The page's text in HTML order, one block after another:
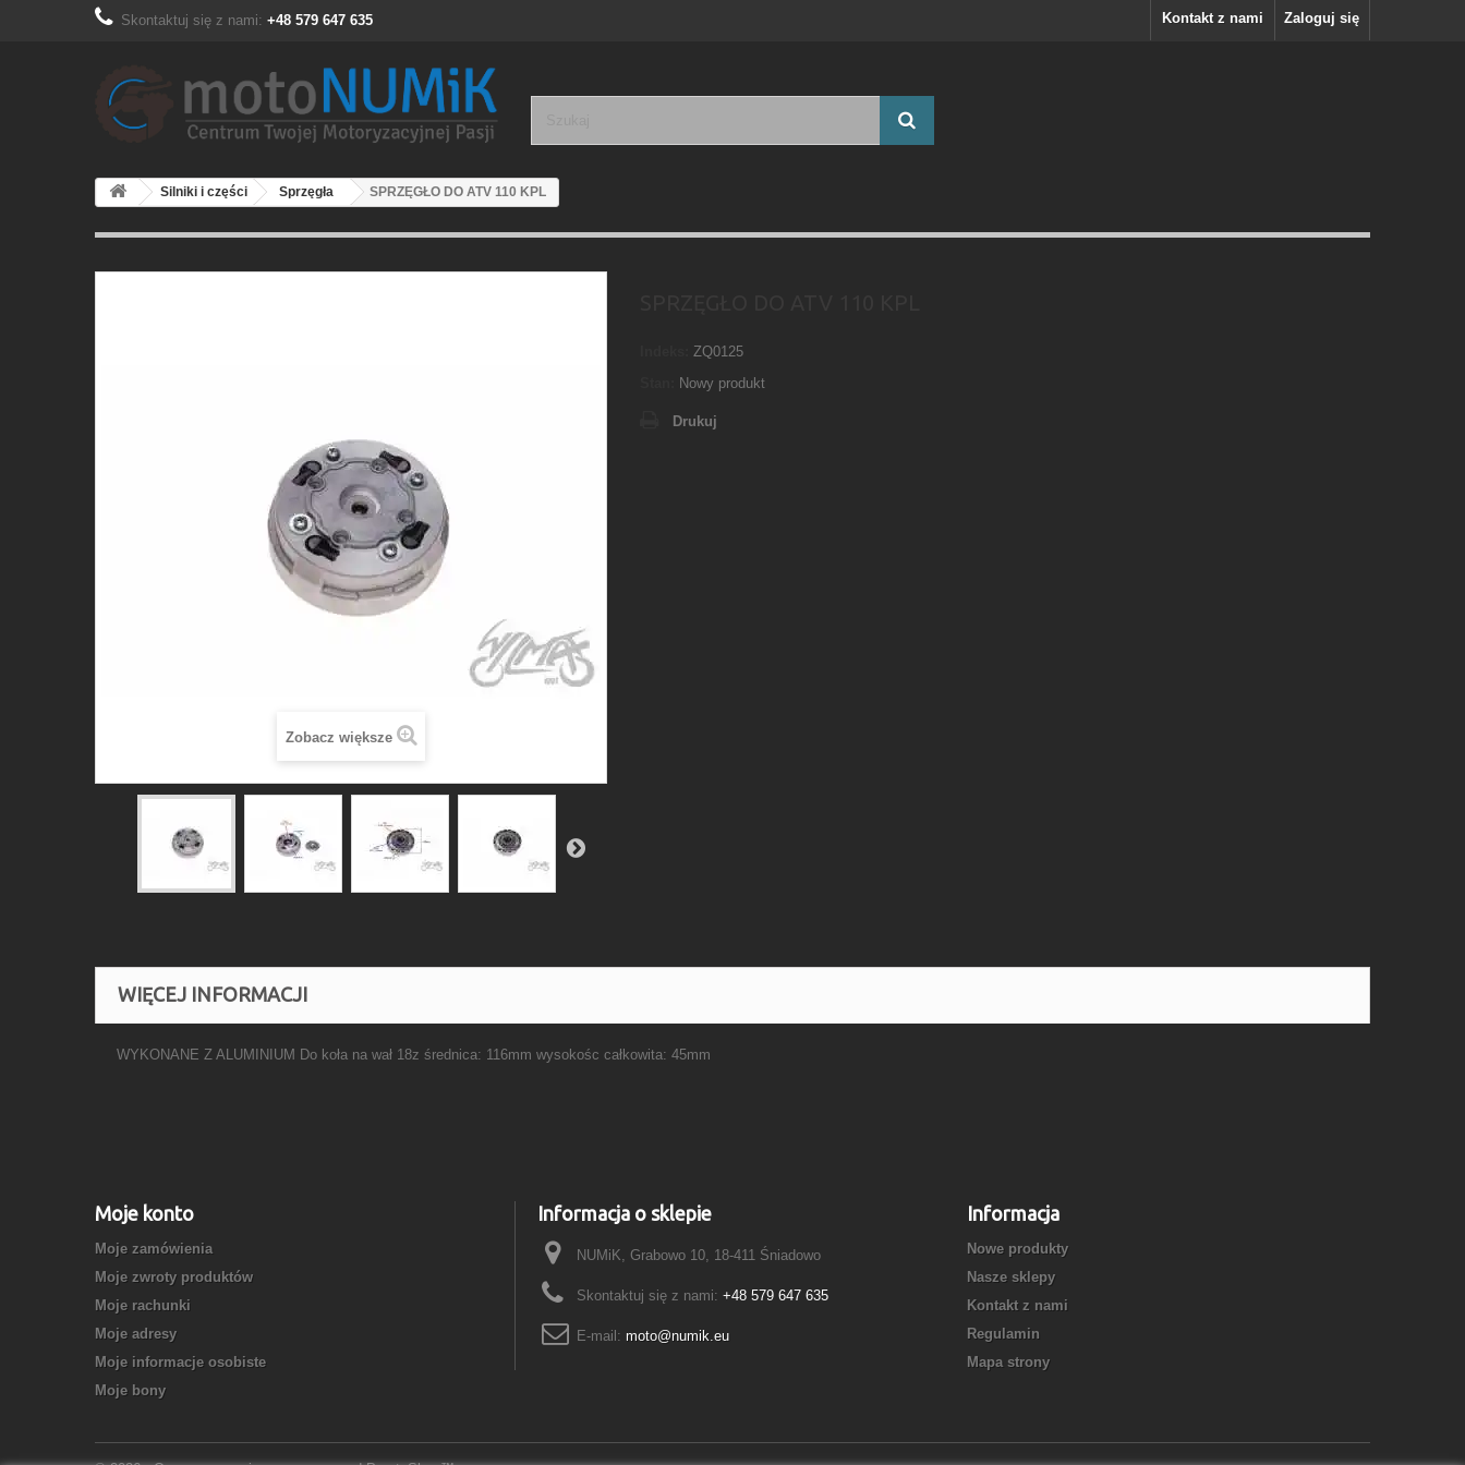
Zaloguj się
Kontakt z nami
Skontaktuj się z nami: +48 579 647 635
Silniki i części Sprzęgła SPRZĘGŁO DO ATV 110 KPL
Zobacz większe
ZQ0125
Nowy produkt
Drukuj
WIĘCEJ INFORMACJI
WYKONANE Z ALUMINIUM Do koła na wał 18z średnica: 116mm wysokośc całkowita: 45mm
Moje konto
Moje zamówienia
Moje zwroty produktów
Moje rachunki
Moje adresy
Moje informacje osobiste
Moje bony
Informacja o sklepie
NUMiK, Grabowo 10, 18-411 Śniadowo
Skontaktuj się z nami: +48 579 647 635
E-mail: moto@numik.eu
Informacja
Nowe produkty
Nasze sklepy
Kontakt z nami
Regulamin
Mapa strony